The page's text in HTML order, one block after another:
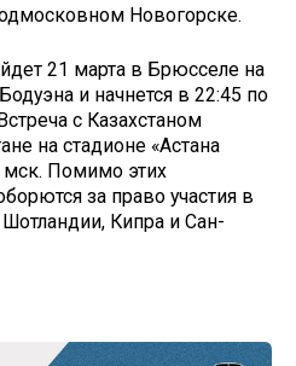
Новогорске.
21 марта в Брюсселе на
и начнется в 22:45 по
с Казахстаном
на стадионе «Астана
мск. Помимо этих
за право участия в
Кипра и Сан-